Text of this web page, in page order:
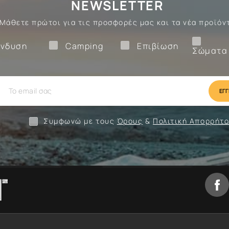
NEWSLETTER
Μάθετε πρώτοι για τις προσφορές μας και τα νέα
Επιβίωση
Επιβίωση
Camping
Camping
Ένδυση
Συμφωνώ με τους Όρους & Πολιτική